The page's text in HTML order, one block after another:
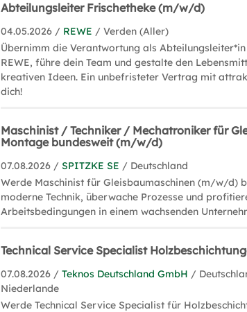
Abteilungsleiter Frischetheke (m/w/d)
04.05.2026 / REWE / Verden (Aller)
Übernimm die Verantwortung als
REWE, führe dein Team und gestalte den
kreativen Ideen. Ein unbefristeter Vertrag mit
dich!
Maschinist / Techniker / Mechatroniker für
Montage bundesweit (m/w/d)
07.08.2026 /SPITZKE SE / Deutschland
Werde Maschinist für Gleisbaumaschinen (m/w/d)
moderne Technik, überwache Prozesse und
Arbeitsbedingungen in einem wachsenden
Technical Service Specialist
07.08.2026 /Teknos Deutschland GmbH /
Niederlande
Werde Technical Service Specialist für